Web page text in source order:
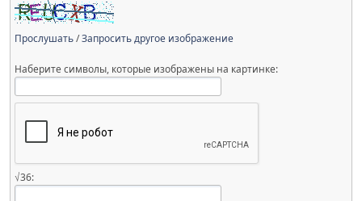
Прослушать/Запросить другое изображение
Наберите символы, которые изображены на картинке:
√36: